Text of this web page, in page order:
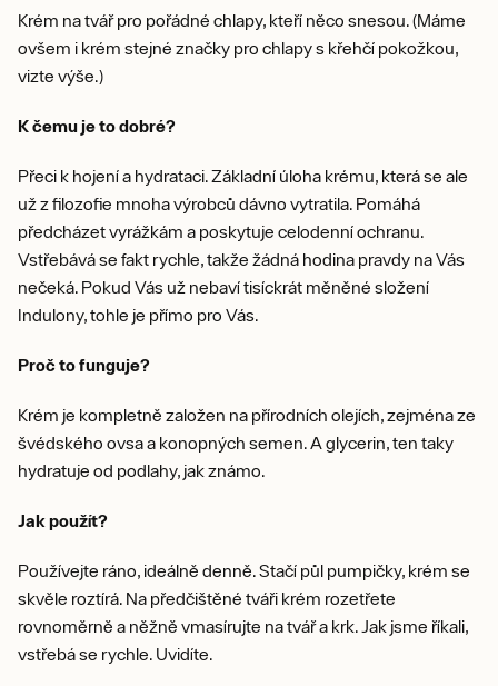
Krém na tvář pro pořádné chlapy, kteří něco snesou. (Máme
ovšem i krém stejné značky pro chlapy s křehčí pokožkou,
vizte výše.)
K čemu je to dobré?
Přeci k hojení a hydrataci. Základní úloha krému, která se ale
už z filozofie mnoha výrobců dávno vytratila. Pomáhá
předcházet vyrážkám a poskytuje celodenní ochranu.
Vstřebává se fakt rychle, takže žádná hodina pravdy na Vás
nečeká. Pokud Vás už nebaví tisíckrát měněné složení
Indulony, tohle je přímo pro Vás.
Proč to funguje?
Krém je kompletně založen na přírodních olejích, zejména ze
švédského ovsa a konopných semen. A glycerin, ten taky
hydratuje od podlahy, jak známo.
Jak použít?
Používejte ráno, ideálně denně. Stačí půl pumpičky, krém se
skvěle roztírá. Na předčištěné tváři krém rozetřete
rovnoměrně a něžně vmasírujte na tvář a krk. Jak jsme říkali,
vstřebá se rychle. Uvidíte.